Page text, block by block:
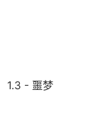
1.3 - 噩梦